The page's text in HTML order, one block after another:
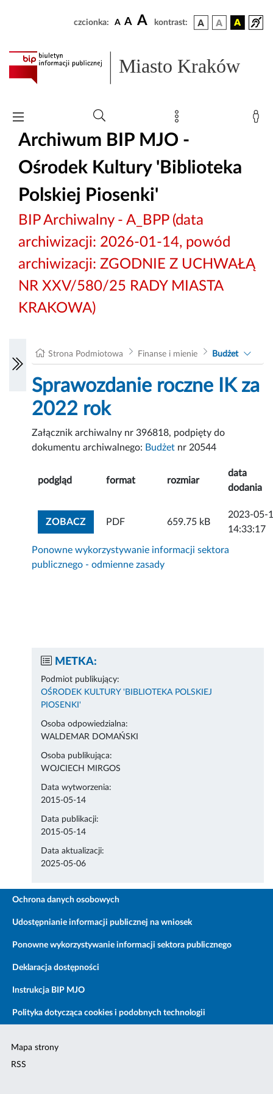
czcionka: A A A kontrast:
Miasto Kraków
Archiwum BIP MJO -
Ośrodek Kultury 'Biblioteka
Polskiej Piosenki'
BIP Archiwalny - A_BPP (data
archiwizacji: 2026-01-14, powód
archiwizacji: ZGODNIE Z UCHWAŁĄ
NR XXV/580/25 RADY MIASTA
KRAKOWA)
Strona Podmiotowa Finanse i mienie Budżet
Sprawozdanie roczne IK za
2022 rok
Załącznik archiwalny nr 396818, podpięty do
dokumentu archiwalnego: Budżet nr 20544
podgląd format rozmiar
data
dodania
ZOBACZZOBACZ ZAŁĄCZNIK
PDF 659.75 kB
2023-05-
14:33:17
Ponowne wykorzystywanie informacji sektora
publicznego - odmienne zasady
METKA:
Podmiot publikujący:
OŚRODEK KULTURY 'BIBLIOTEKA POLSKIEJ
PIOSENKI'
Osoba odpowiedzialna:
WALDEMAR DOMAŃSKI
Osoba publikująca:
WOJCIECH MIRGOS
Data wytworzenia:
2015-05-14
Data publikacji:
2015-05-14
Data aktualizacji:
2025-05-06
Ochrona danych osobowych
Udostępnianie informacji publicznej na wniosek
Ponowne wykorzystywanie informacji sektora publicznego
Deklaracja dostępności
Instrukcja BIP MJO
Polityka dotycząca cookies i podobnych technologii
Mapa strony
RSS